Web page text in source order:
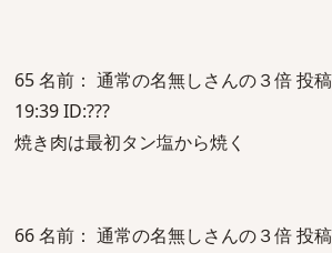
65 名前： 通常の名無しさんの３倍 投
19:39 ID:???
焼き肉は最初タン塩から焼く
66 名前： 通常の名無しさんの３倍 投